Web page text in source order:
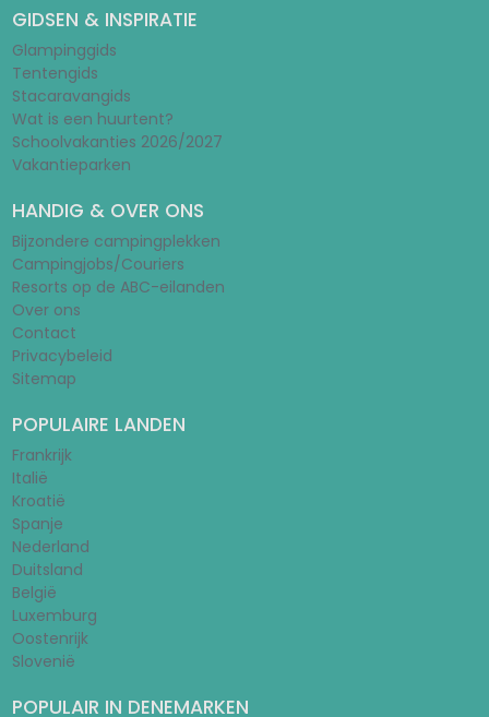
GIDSEN & INSPIRATIE
Glampinggids
Tentengids
Stacaravangids
Wat is een huurtent?
Schoolvakanties 2026/2027
Vakantieparken
HANDIG & OVER ONS
Bijzondere campingplekken
Campingjobs/Couriers
Resorts op de ABC-eilanden
Over ons
Contact
Privacybeleid
Sitemap
POPULAIRE LANDEN
Frankrijk
Italië
Kroatië
Spanje
Nederland
Duitsland
België
Luxemburg
Oostenrijk
Slovenië
POPULAIR IN DENEMARKEN